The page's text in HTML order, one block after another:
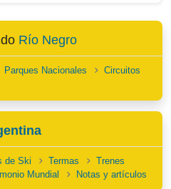
Río Negro
Parques Nacionales
Circuitos
de Ski Termas
Trenes
Mundial Notas y artículos